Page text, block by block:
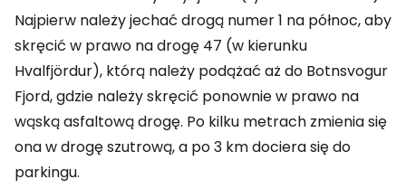
Najpierw należy jechać drogą numer 1 na północ, aby
skręcić w prawo na drogę 47 (w kierunku
Hvalfjördur), którą należy podążać aż do Botnsvogur
Fjord, gdzie należy skręcić ponownie w prawo na
wąską asfaltową drogę. Po kilku metrach zmienia się
ona w drogę szutrową, a po 3 km dociera się do
parkingu.